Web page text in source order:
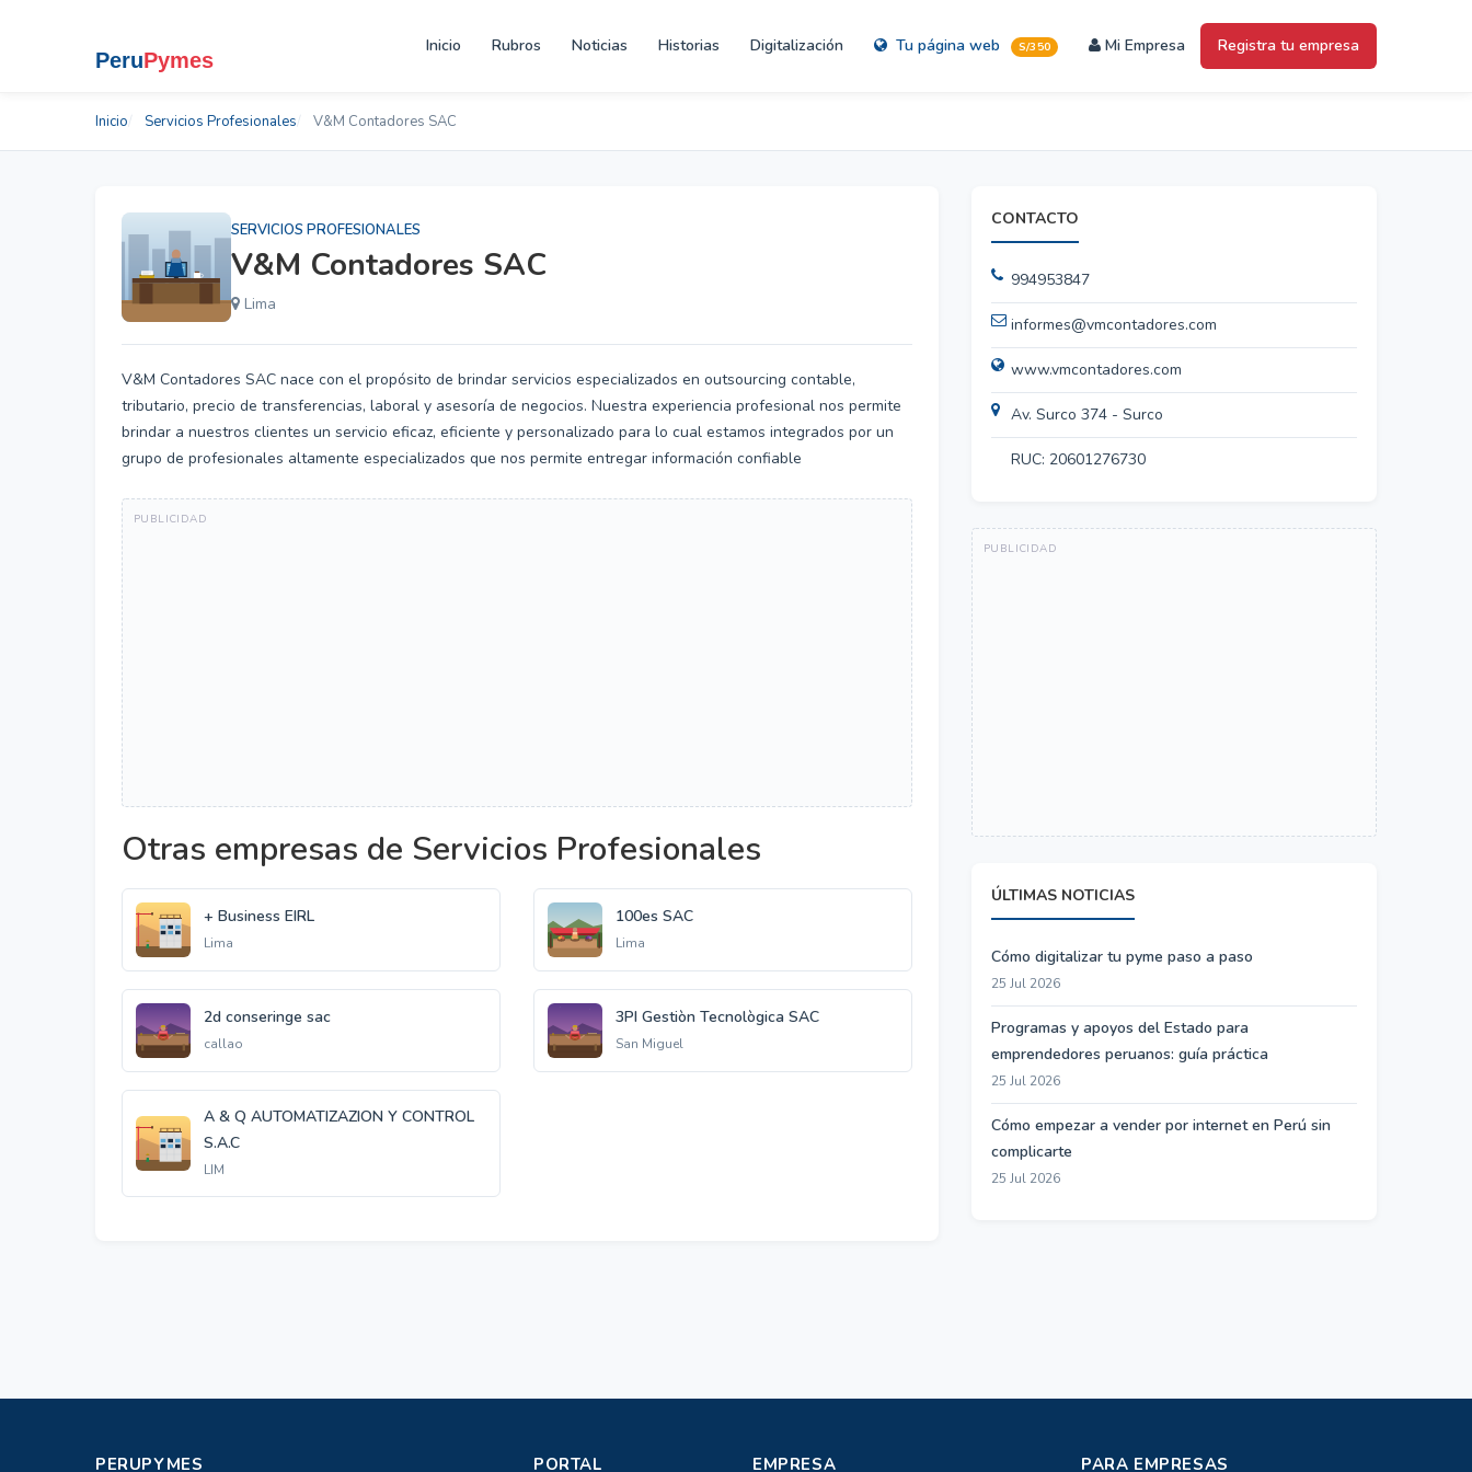
Inicio Rubros Noticias Historias Digitalización Tu página web S/350 Mi Empresa Registra tu empresa
Inicio Servicios Profesionales V&M Contadores SAC
SERVICIOS PROFESIONALES
V&M Contadores SAC
Lima
V&M Contadores SAC nace con el propósito de brindar servicios especializados en outsourcing contable,
tributario, precio de transferencias, laboral y asesoría de negocios. Nuestra experiencia profesional nos permite
brindar a nuestros clientes un servicio eficaz, eficiente y personalizado para lo cual estamos integrados por un
grupo de profesionales altamente especializados que nos permite entregar información confiable
Otras empresas de Servicios Profesionales
+ Business EIRL
Lima
100es SAC
Lima
2d conseringe sac
callao
3PI Gestiòn Tecnològica SAC
San Miguel
A & Q AUTOMATIZAZION Y CONTROL
S.A.C
LIM
CONTACTO
994953847
informes@vmcontadores.com
www.vmcontadores.com
Av. Surco 374 - Surco
RUC: 20601276730
ÚLTIMAS NOTICIAS
Cómo digitalizar tu pyme paso a paso
25 Jul 2026
Programas y apoyos del Estado para
emprendedores peruanos: guía práctica
25 Jul 2026
Cómo empezar a vender por internet en Perú sin
complicarte
25 Jul 2026
PERUPYMES PORTAL EMPRESA PARA EMPRESAS